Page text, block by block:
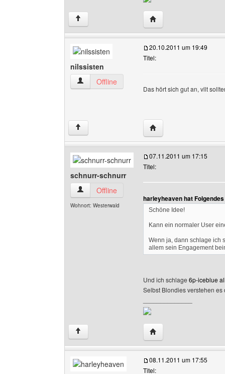
↑ Website dieses
nilssisten
nilssisten Benutzer-Profile anzeigen
Offline
20.10.2011 um 19:49
Titel:
Das hört sich gut an, vllt
↑ Website dieses
schnurr-schnurr
schnurr-schnurr Benutzer-Profile anzeigen
Offline
Wohnort: Westerwald
07.11.2011 um 17:15
Titel:
harleyheaven hat
Schöne Idee!
Kann ein normaler User
Wenn ja, dann schlage ich
allem sein Engagement
Und ich schlage 6p-iceblue
Selbst Blondies verstehen
↑ Website dieses
08.11.2011 um 17:55
Titel: